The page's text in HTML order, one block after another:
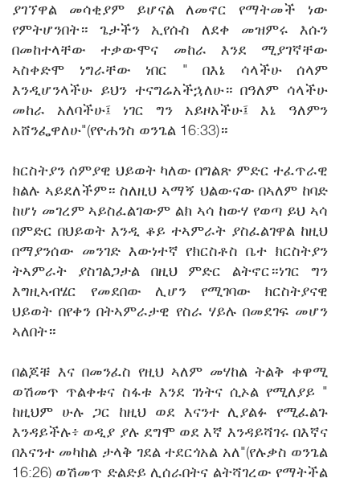
ያገኘዋል መሳቂያም ይሆናል ለመኖር የማትመች ነው
የምትሆንበት። ጌታችን ኢየሱስ ለደቀ መዝምሩ እሱን
በመከተላቸው ተቃውሞና መከራ እንደ ሚያገኛቸው
ኣስቀድሞ ነግራቸው ነበር " በእኔ ሳላችሁ ሰላም
እንዲሆንላችሁ ይህን ተናግሬአችኋለሁ። በዓለም ሳላችሁ
መከራ አለባችሁ፤ ነገር ግን አይዞአችሁ፤ እኔ ዓለምን
አሸንፌዋለሁ"(የዮሐንስ ወንጌል 16:33)።
ክርስትያን ሰምያዊ ህይወት ካለው በግልጽ ምድር ተፈጥራዊ
ክልሉ ኣይደለችም። ስለዚህ ኣማኝ ህልውናው በኣለም ከባድ
ከሆነ መገረም ኣይስፈልገውም ልክ ኣሳ ከውሃ የወጣ ይህ ኣሳ
በምድር በህይወት እንዲ ቆይ ተኣምራት ያስፈልገዋል ከዚህ
በማያንሰው መንገድ እውነተኛ የክርስቶስ ቤተ ክርስትያን
ትኣምራት ያስገልጋታል በዚህ ምድር ልትኖር።ነገር ግን
እግዚኣብሄር የመደበው ሊሆን የሚገባው ክርስትያናዊ
ህይወት በየቀን በትኣምራታዊ የስራ ሃይሉ በመደገፍ መሆን
ኣለበት።
በልጆቹ እና በመንፈስ የዚህ ኣለም መሃከል ትልቅ ቀዋሚ
ወሽመጥ ጥልቀቱና ስፋቱ እንደ ገነትና ሲኦል የሚለያይ "
ከዚህም ሁሉ ጋር ከዚህ ወደ እናንተ ሊያልፉ የሚፈልጉ
እንዳይችሉ፥ ወዲያ ያሉ ደግሞ ወደ እኛ እንዳይሻገሩ በእኛና
በእናንተ መካከል ታላቅ ገደል ተደርጎአል አለ"(የሉቃስ ወንጌል
16:26) ወሽመጥ ድልድይ ሊሰራበትና ልትሻገረው የማትችል